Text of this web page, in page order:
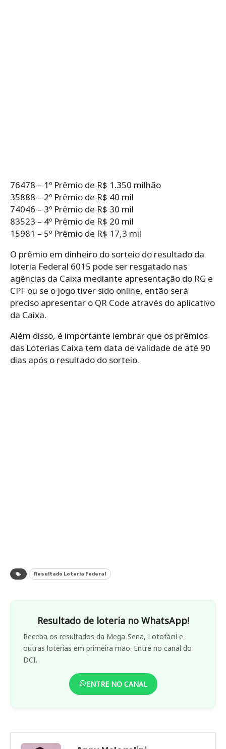
76478 – 1º Prêmio de R$ 1.350 milhão
35888 – 2º Prêmio de R$ 40 mil
74046 – 3º Prêmio de R$ 30 mil
83523 – 4º Prêmio de R$ 20 mil
15981 – 5º Prêmio de R$ 17,3 mil
O prêmio em dinheiro do sorteio do resultado da
loteria Federal 6015 pode ser resgatado nas
agências da Caixa mediante apresentação do RG e
CPF ou se o jogo tiver sido online, então será
preciso apresentar o QR Code através do aplicativo
da Caixa.
Além disso, é importante lembrar que os prêmios
das Loterias Caixa tem data de validade de até 90
dias após o resultado do sorteio.
Resultado Loteria Federal
Resultado de loteria no WhatsApp!
Receba os resultados da Mega-Sena, Lotofácil e
outras loterias em primeira mão. Entre no canal do
DCI.
ENTRE NO CANAL